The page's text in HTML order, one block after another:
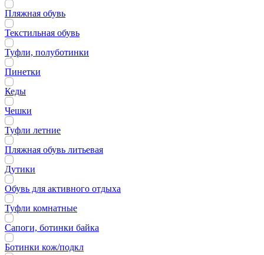
Пляжная обувь
Текстильная обувь
Туфли, полуботинки
Пинетки
Кеды
Чешки
Туфли летние
Пляжная обувь литьевая
Дутики
Обувь для активного отдыха
Туфли комнатные
Сапоги, ботинки байка
Ботинки кож/подкл